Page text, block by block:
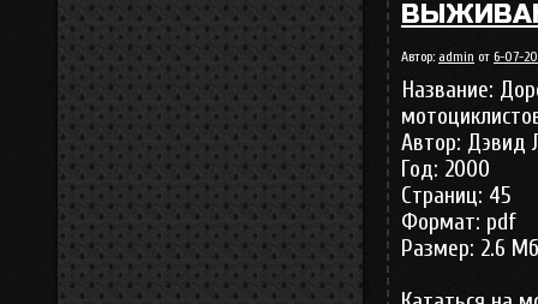
Автор: admin от 6-07-
Название:
Автор: Дэвид
Год: 2000
Страниц: 45
Формат: pdf
Размер: 2.6 Мб